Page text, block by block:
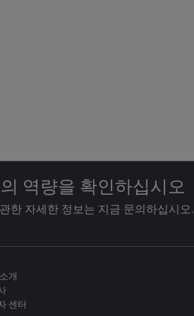
역량을 확인하십시오
한 자세한 정보는 지금 문의하십시오.
개
센터